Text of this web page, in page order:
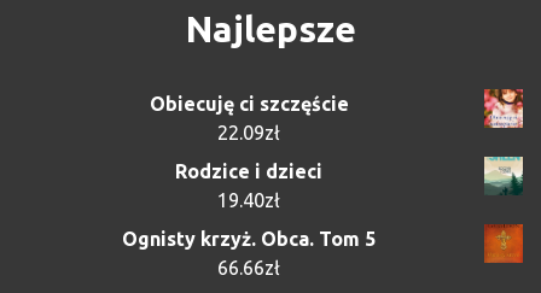
Najlepsze
Obiecuję ci szczęście
22.09zł
Rodzice i dzieci
19.40zł
Ognisty krzyż. Obca. Tom 5
66.66zł